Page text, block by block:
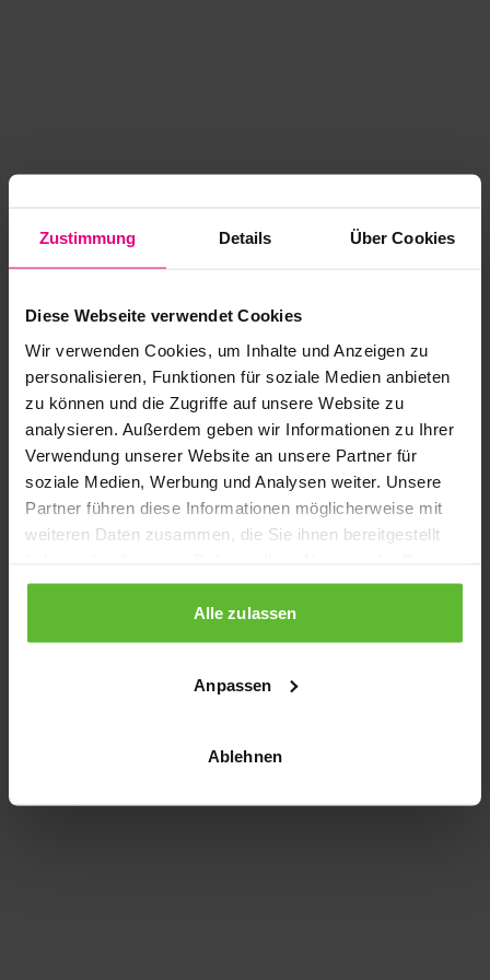
Zustimmung Details Über Cookies
Diese Webseite verwendet Cookies
Wir verwenden Cookies, um Inhalte und Anzeigen zu
personalisieren, Funktionen für soziale Medien anbieten
zu können und die Zugriffe auf unsere Website zu
analysieren. Außerdem geben wir Informationen zu Ihrer
Verwendung unserer Website an unsere Partner für
soziale Medien, Werbung und Analysen weiter. Unsere
Partner führen diese Informationen möglicherweise mit
weiteren Daten zusammen, die Sie ihnen bereitgestellt
gesammelt haben.
Alle zulassen
Anpassen
Ablehnen
Application error: a client-side exception has occurred
loading www.kurzwego.de (see the browser console for more
information).